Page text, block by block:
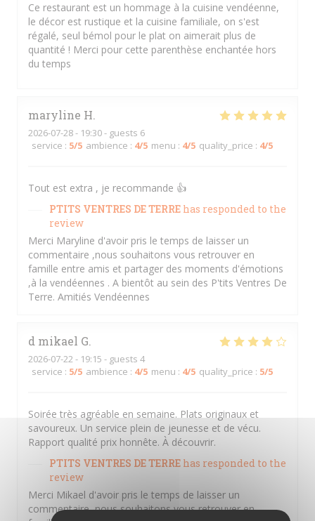
Ce restaurant est un hommage à la cuisine vendéenne,
le décor est rustique et la cuisine familiale, on s'est
régalé, seul bémol pour le plat on aimerait plus de
quantité ! Merci pour cette parenthèse enchantée hors
du temps
maryline H
2026-07-28- 19:30 - guests 6
service : 5/5 ambience : 4/5 menu : 4/5 quality_price : 4/5
Tout est extra , je recommande 👍
PTITS VENTRES DE TERRE has responded to the
review
Merci Maryline d'avoir pris le temps de laisser un
commentaire ,nous souhaitons vous retrouver en
famille entre amis et partager des moments d'émotions
,à la vendéennes . A bientôt au sein des P'tits Ventres De
Terre. Amitiés Vendéennes
d mikael G
2026-07-22 - 19:15 - guests 4
service : 5/5 ambience : 4/5 menu : 4/5 quality_price : 5/5
Soirée très agréable en semaine. Plats originaux et
savoureux. Un service plein de jeunesse et de vécu.
Rapport qualité prix honnête. À découvrir.
PTITS VENTRES DE TERRE has responded to the
review
Merci Mikael d'avoir pris le temps de laisser un
commentaire ,nous souhaitons vous retrouver en